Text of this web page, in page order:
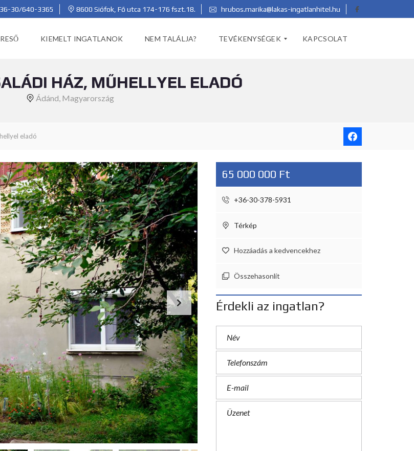
30/640-3365 8600 Siófok, Fő utca 174-176 fszt.18. hrubos.marika@lakas-ingatlanhitel.hu
KIEMELT INGATLANOK NEM TALÁLJA? TEVÉKENYSÉGEK
V
E
Z
KAPCSOLAT
HÁZ, MŰHELLYEL ELADÓ
Ádánd, Magyarország
eladó
65 000 000 Ft
+36-30-378-5931
Térkép
Hozzáadás a kedvencekhez
Összehasonlít
Érdekli az ingatlan?